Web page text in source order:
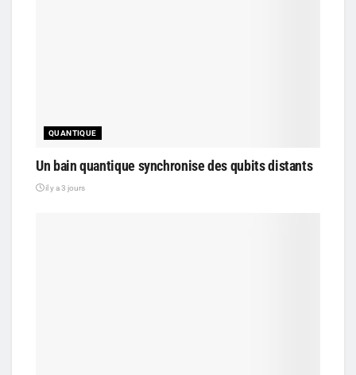
QUANTIQUE
Un bain quantique synchronise des qubits distants
il y a 3 jours